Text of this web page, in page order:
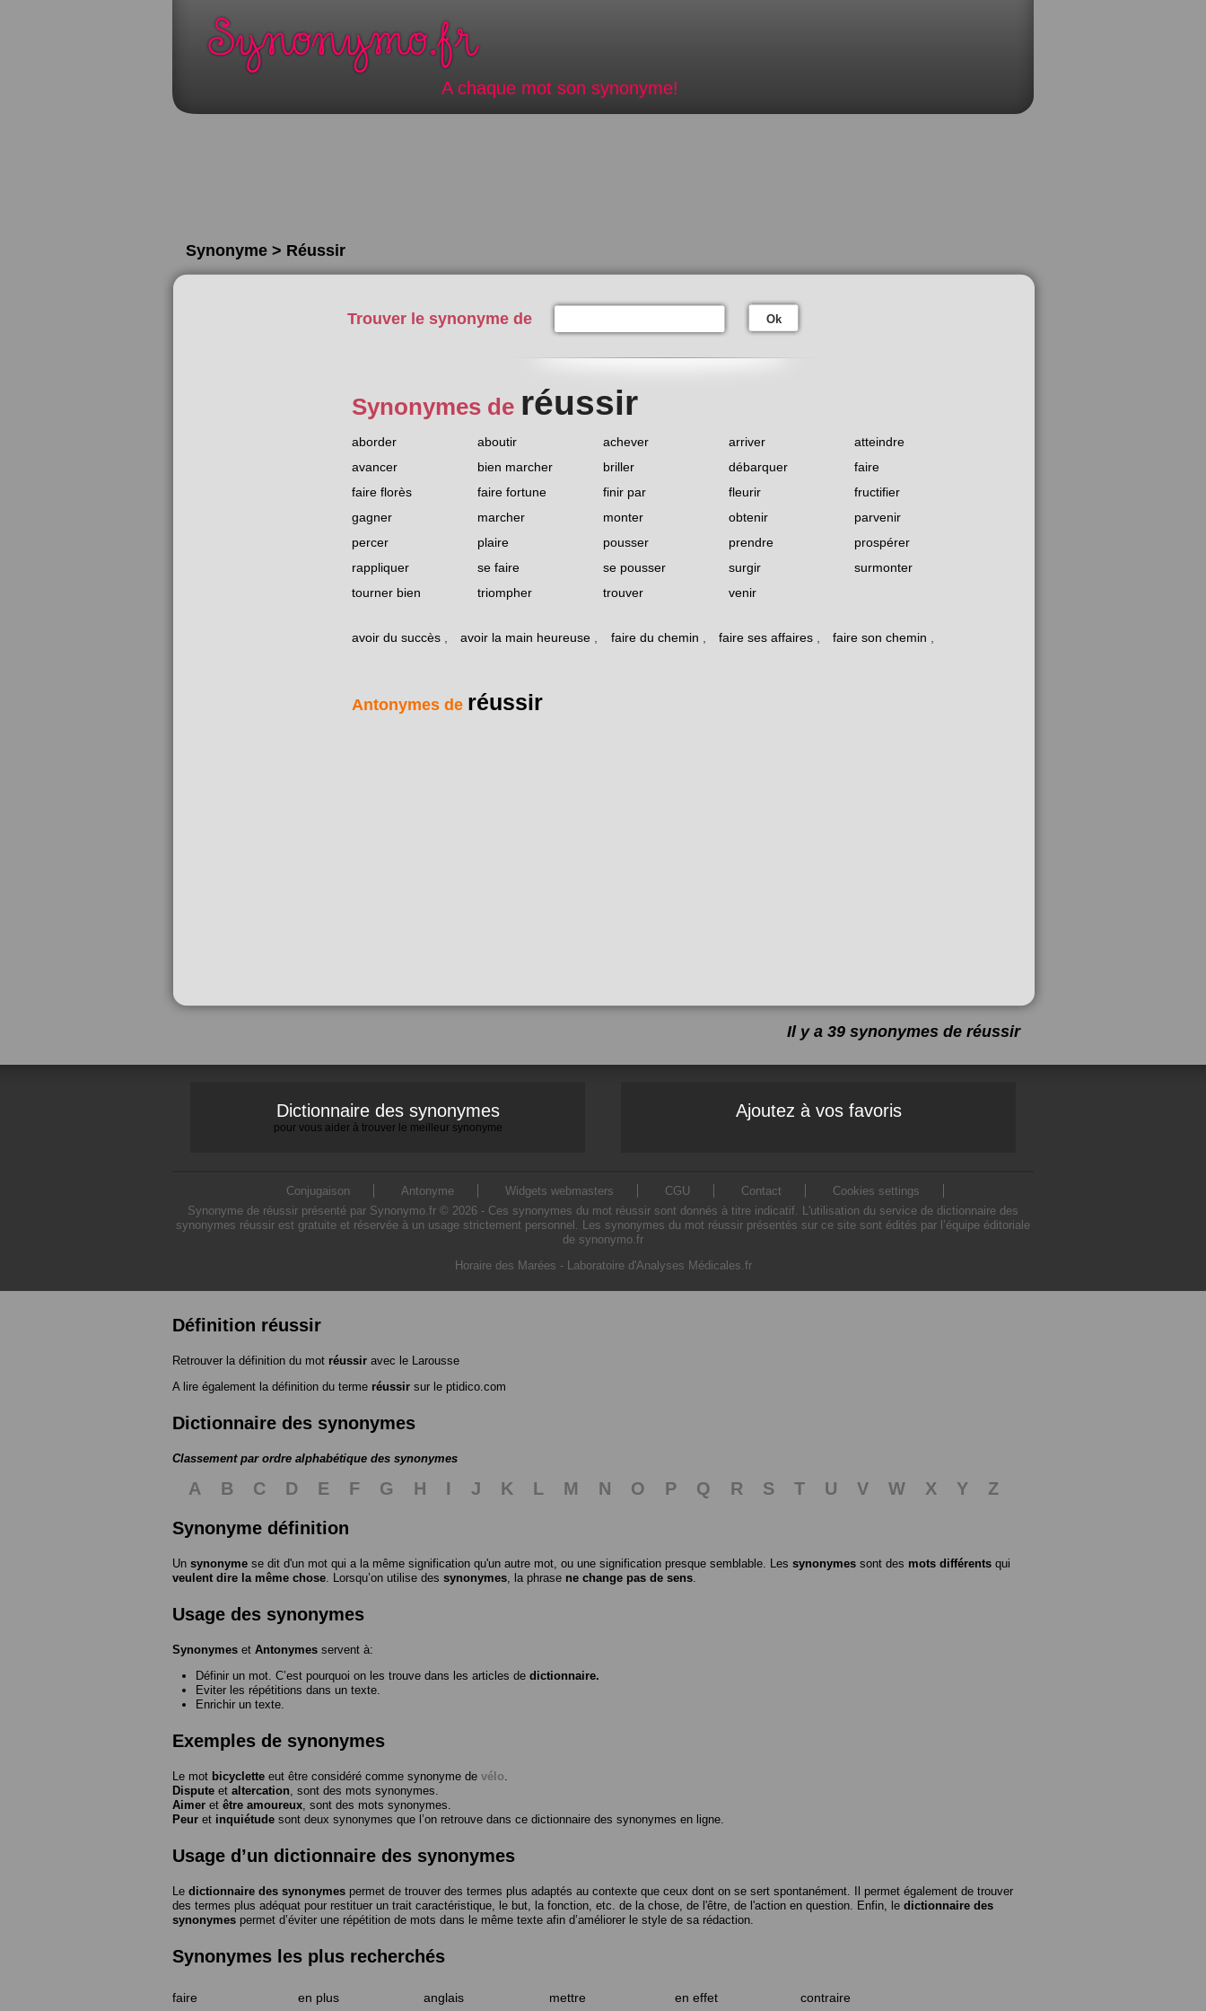
A chaque mot son synonyme!
Synonyme > Réussir
Trouver le synonyme de Ok
Synonymes de réussir
aborder aboutir achever arriver
atteindre
avancer
bien marcher briller débarquer
faire
faire florès
faire fortune finir par fleurir
fructifier
gagner
marcher monter obtenir
parvenir
percer
plaire pousser prendre
prospérer
rappliquer
se faire se pousser surgir
surmonter
tourner bien
triompher trouver venir
avoir du succès avoir la main heureuse faire du chemin faire ses affaires faire son chemin
Antonymes de réussir
Il y a 39 synonymes de réussir
Dictionnaire des synonymes
pour vous aider à trouver le meilleur synonyme
Ajoutez à vos favoris
Conjugaison Antonyme Widgets webmasters CGU Contact
Cookies settings
Synonyme de réussir présenté par Synonymo.fr © 2026 - Ces synonymes du mot réussir sont donnés à titre indicatif. L'utilisation du service de dictionnaire des
synonymes réussir est gratuite et réservée à un usage strictement personnel. Les synonymes du mot réussir présentés sur ce site sont édités par l’équipe éditoriale
de synonymo.fr
Horaire des Marées - Laboratoire d'Analyses Médicales.fr
Définition réussir
Retrouver la définition du mot réussir avec le Larousse
A lire également la définition du terme réussir sur le ptidico.com
Dictionnaire des synonymes
Classement par ordre alphabétique des synonymes
A B C D E F G H I J K L M N O P Q R S T U V W X Y
Z
Synonyme définition
Un synonyme se dit d'un mot qui a la même signification qu'un autre mot, ou une signification presque semblable. Les synonymes sont des mots différents qui
veulent dire la même chose. Lorsqu’on utilise des synonymes, la phrase ne change pas de sens.
Usage des synonymes
Synonymes et Antonymes servent à:
Définir un mot. C’est pourquoi on les trouve dans les articles de dictionnaire.
Eviter les répétitions dans un texte.
Enrichir un texte.
Exemples de synonymes
Le mot bicyclette eut être considéré comme synonyme de vélo.
Dispute et altercation, sont des mots synonymes.
Aimer et être amoureux, sont des mots synonymes.
Peur et inquiétude sont deux synonymes que l’on retrouve dans ce dictionnaire des synonymes en ligne.
Usage d’un dictionnaire des synonymes
Le dictionnaire des synonymes permet de trouver des termes plus adaptés au contexte que ceux dont on se sert spontanément. Il permet également de trouver
des termes plus adéquat pour restituer un trait caractéristique, le but, la fonction, etc. de la chose, de l'être, de l'action en question. Enfin, le dictionnaire des
synonymes permet d’éviter une répétition de mots dans le même texte afin d’améliorer le style de sa rédaction.
Synonymes les plus recherchés
faire en plus anglais mettre en effet contraire